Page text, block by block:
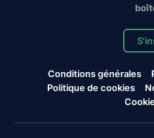
Conditions générales
Politique de cookies